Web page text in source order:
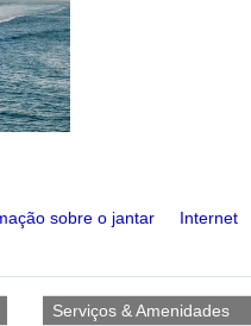
sobre o jantar Internet
Serviços & Amenidades